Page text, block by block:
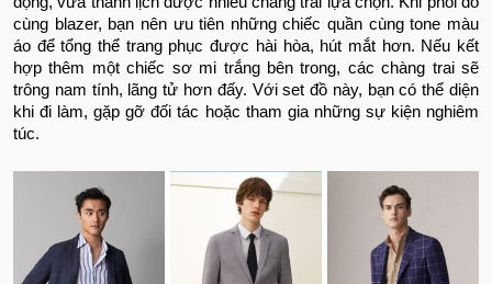
cùng blazer, bạn nên ưu tiên những chiếc quần cùng tone màu
áo để tổng thể trang phục được hài hòa, hút mắt hơn. Nếu kết
hợp thêm một chiếc sơ mi trắng bên trong, các chàng trai sẽ
trông nam tính, lãng tử hơn đấy. Với set đồ này, bạn có thể diện
khi đi làm, gặp gỡ đối tác hoặc tham gia những sự kiện nghiêm
túc.